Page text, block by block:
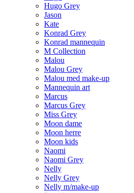
Hugo Grey
Jason
Kate
Konrad Grey
Konrad mannequin
M Collection
Malou
Malou Grey
Malou med make-up
Mannequin art
Marcus
Marcus Grey
Miss Grey
Moon dame
Moon herre
Moon kids
Naomi
Naomi Grey
Nelly
Nelly Grey
Nelly m/make-up